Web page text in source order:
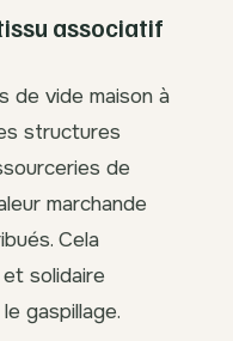
associatif
de vide maison à
structures
de
marchande
Cela
solidaire
gaspillage.